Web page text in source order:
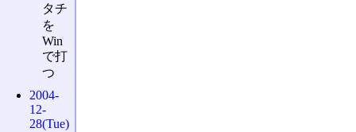
タチ
を
Win
で打
つ
2004-
12-
28(Tue)